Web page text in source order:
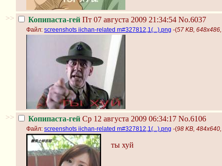
>> Копипаста-гей Пт 07 августа 2009 21:34:54 No.6037
Файл: screenshots iichan-related m#327812,1(...).png -(57 KB,
>> Копипаста-гей Ср 12 августа 2009 06:34:17 No.6106
Файл: screenshots iichan-related m#327812,1(...).png -(98 KB,
ты хуй